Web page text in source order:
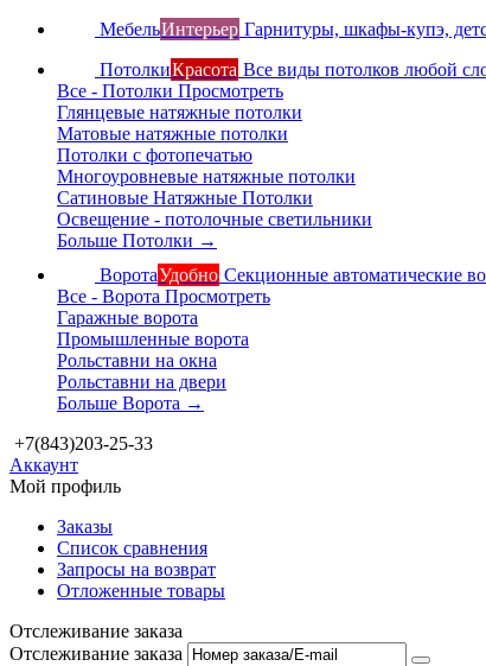
МебельИнтерьер Гарнитуры, шкафы-купэ,
ПотолкиКрасота Все виды потолков любой
Все - Потолки Просмотреть
Глянцевые натяжные потолки
Матовые натяжные потолки
Потолки с фотопечатью
Многоуровневые натяжные потолки
Сатиновые Натяжные Потолки
Освещение - потолочные светильники
Больше Потолки →
ВоротаУдобно Секционные автоматические
Все - Ворота Просмотреть
Гаражные ворота
Промышленные ворота
Рольставни на окна
Рольставни на двери
Больше Ворота →
+7(843)203-25-33
Аккаунт
Мой профиль
Заказы
Список сравнения
Запросы на возврат
Отложенные товары
Отслеживание заказа
Отслеживание заказа